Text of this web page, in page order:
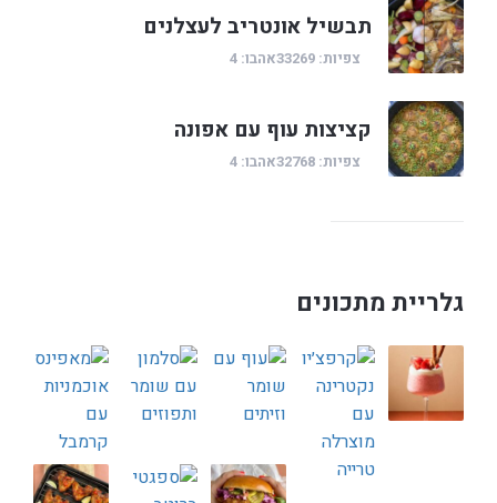
תבשיל אונטריב לעצלנים
צפיות: 33269 אהבו: 4
קציצות עוף עם אפונה
צפיות: 32768 אהבו: 4
גלריית מתכונים